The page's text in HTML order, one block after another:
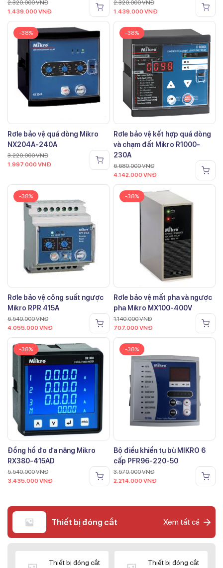
2.320.000VNĐ
1.439.000 VNĐ
2.320.000VNĐ
1.439.000 VNĐ
-38%
Rơle bảo vệ quá dòng Mikro
NX204A-240A
3.220.000VNĐ
1.997.000 VNĐ
-38%
Rơle bảo vệ kết hợp quá dòng
và chạm đất Mikro R1000-
230A
6.680.000VNĐ
4.142.000 VNĐ
-38%
Rơle bảo vệ công suất ngược
Mikro RPR 415A
6.540.000VNĐ
4.055.000 VNĐ
-38%
Rơle bảo vệ mất pha và ngược
pha Mikro MX100-400V
1.140.000VNĐ
707.000 VNĐ
-38%
Đồng hồ đo đa năng Mikro
RX380-415AD
5.540.000VNĐ
3.435.000 VNĐ
-38%
Bộ điều khiển tụ bù MIKRO 6
cấp PFR96-220-50
3.570.000VNĐ
2.214.000 VNĐ
Thiết bị đóng cắt Xem tất cả
Thiết bị đóng cắt
Thiết bị đóng cắt